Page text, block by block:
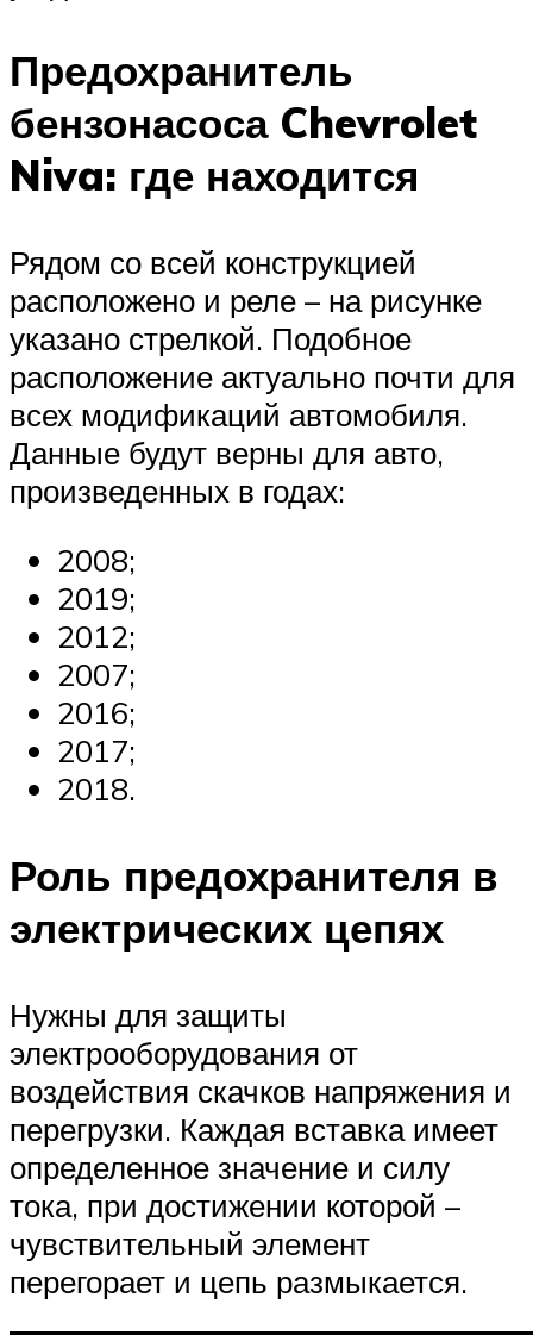
Предохранитель
бензонасоса Chevrolet
Niva: где находится
Рядом со всей конструкцией
расположено и реле – на рисунке
указано стрелкой. Подобное
расположение актуально почти для
всех модификаций автомобиля.
Данные будут верны для авто,
произведенных в годах:
2008;
2019;
2012;
2007;
2016;
2017;
2018.
Роль предохранителя в
электрических цепях
Нужны для защиты
электрооборудования от
воздействия скачков напряжения и
перегрузки. Каждая вставка имеет
определенное значение и силу
тока, при достижении которой –
чувствительный элемент
перегорает и цепь размыкается.